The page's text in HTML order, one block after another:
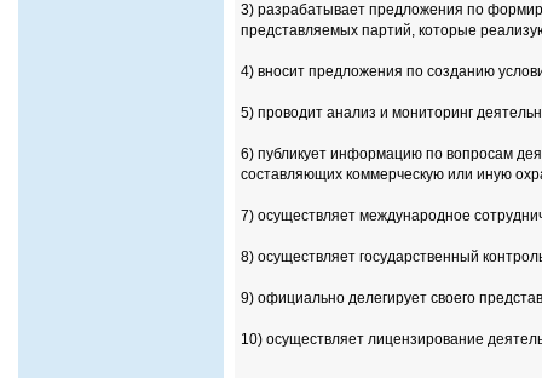
3) разрабатывает предложения по
представляемых партий, которые
4) вносит предложения по созданию
5) проводит анализ и мониторинг
6) публикует информацию по вопросам
составляющих коммерческую или иную
7) осуществляет международное
8) осуществляет государственный
9) официально делегирует своего
10) осуществляет лицензирование